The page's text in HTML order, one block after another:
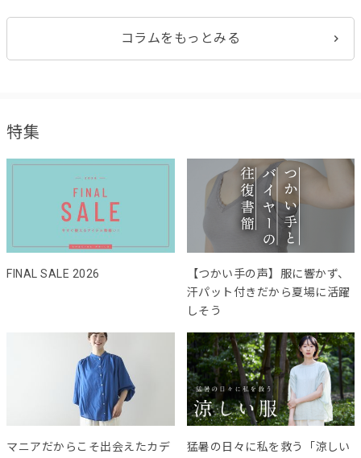
コラムをもっとみる
特集
FINAL SALE 2026
【つかい手の声】服に響かず、
汗パット付きだから夏場に活躍
しそう
マニアだからこそ出会えたカデ
猛暑の日々に私を救う「涼しい